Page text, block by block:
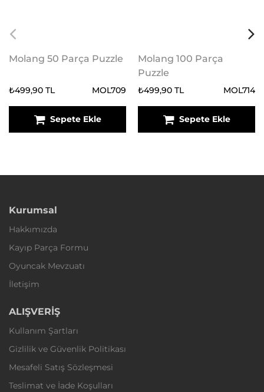
Molang 50 Parça Puzzle
₺499,90 TL MOL709
Sepete Ekle
Molang 100 Parça
Puzzle
₺499,90 TL MOL714
Sepete Ekle
Kurumsal
Hakkımızda
Kayıp Parça Formu
Oyuncak Mevzuatı
İletişim
ALIŞVERİŞ
Kullanım Şartları
Gizlilik ve Güvenlik Politikası
Mesafeli Satış Sözleşmesi
Teslimat ve İade Koşulları